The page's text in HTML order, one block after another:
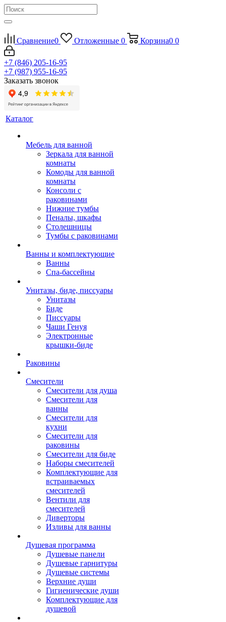
Сравнение0 Отложенные 0 Корзина0 0
+7 (846) 205-16-95
+7 (987) 955-16-95
Заказать звонок
Каталог
Мебель для ванной
Зеркала для ванной
комнаты
Комоды для ванной
комнаты
Консоли с
раковинами
Нижние тумбы
Пеналы, шкафы
Столешницы
Тумбы с раковинами
Ванны и комплектующие
Ванны
Спа-бассейны
Унитазы, биде, писсуары
Унитазы
Биде
Писсуары
Чаши Генуя
Электронные
крышки-биде
Раковины
Смесители
Смесители для душа
Смесители для
ванны
Смесители для
кухни
Смесители для
раковины
Смесители для биде
Наборы смесителей
Комплектующие для
встраиваемых
смесителей
Вентили для
смесителей
Диверторы
Изливы для ванны
Душевая программа
Душевые панели
Душевые гарнитуры
Душевые системы
Верхние души
Гигиенические души
Комплектующие для
душевой